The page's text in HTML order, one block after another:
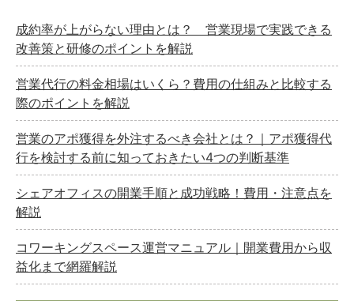
成約率が上がらない理由とは？ 営業現場で実践できる
改善策と研修のポイントを解説
営業代行の料金相場はいくら？費用の仕組みと比較する
際のポイントを解説
営業のアポ獲得を外注するべき会社とは？｜アポ獲得代
行を検討する前に知っておきたい4つの判断基準
シェアオフィスの開業手順と成功戦略！費用・注意点を
解説
コワーキングスペース運営マニュアル｜開業費用から収
益化まで網羅解説